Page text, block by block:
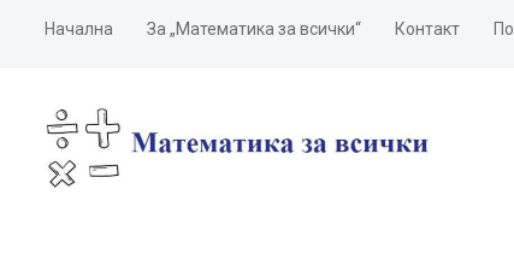
Начална За „Математика за всички“ Контакт